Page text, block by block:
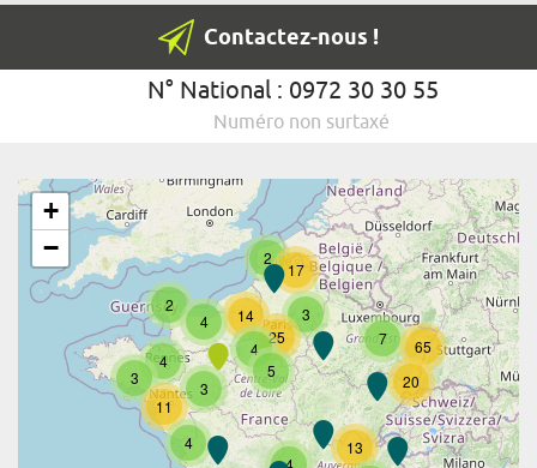
Contactez-nous !
N° National : 0972 30 30 55
Numéro non surtaxé